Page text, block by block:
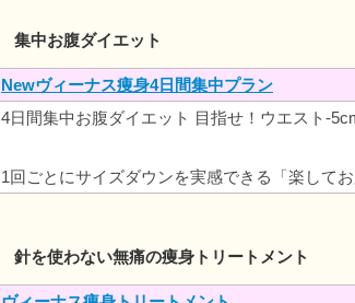
集中お腹ダイエット
Newヴィーナス痩身4日間集中プラン
4日間集中お腹ダイエット 目指せ！ウエスト-
1回ごとにサイズダウンを実感できる「楽してお
針を使わない無痛の痩身トリートメント